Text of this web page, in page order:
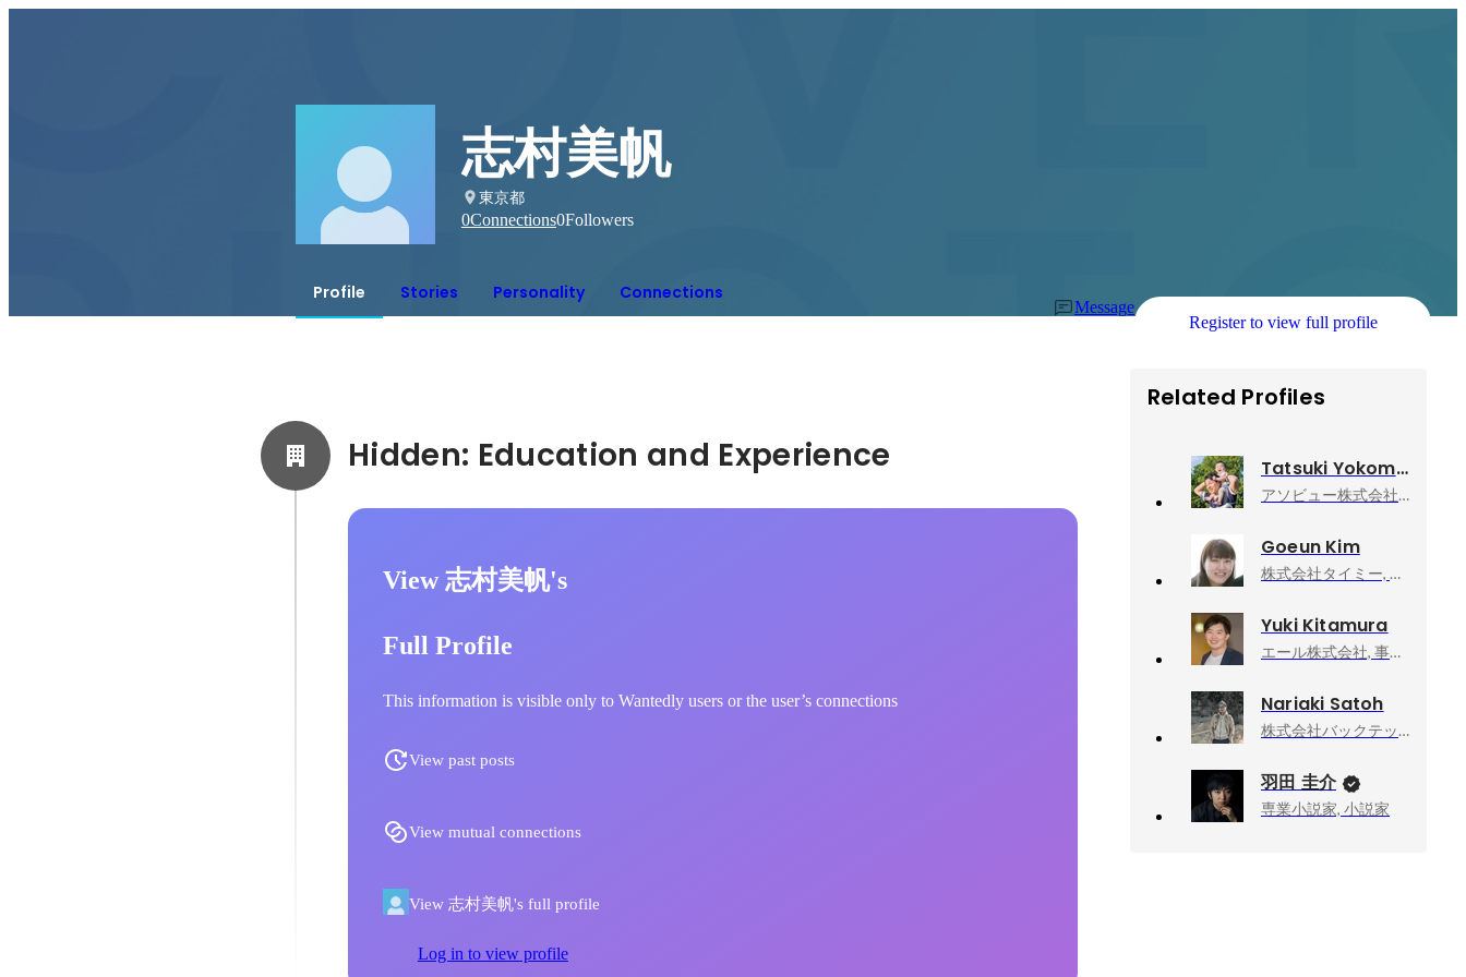
志村美帆
東京都
0Connections0Followers
Profile Stories Personality Connections
Message
Register to view full profile
View 志村美帆's
Full Profile
This information is visible only to Wantedly users or the user’s connections
View past posts
View mutual connections
View 志村美帆's full profile
Log in to view profile
Related Profiles
Tatsuki Yokomine
アソビュー株式会社, 上級執行役員CPO、マーケットプレイスカンパニーCEO
Goeun Kim
株式会社タイミー, 執行役員事業統括
Yuki Kitamura
エール株式会社, 事業開発
Nariaki Satoh
株式会社バックテック, UIデザイナー
羽田 圭介
専業小説家, 小説家